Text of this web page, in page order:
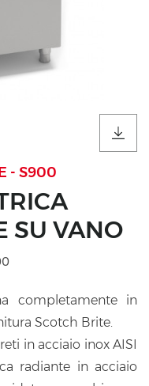
- S900
SU VANO
completamente in
Scotch Brite.
in acciaio inox AISI
radiante in acciaio